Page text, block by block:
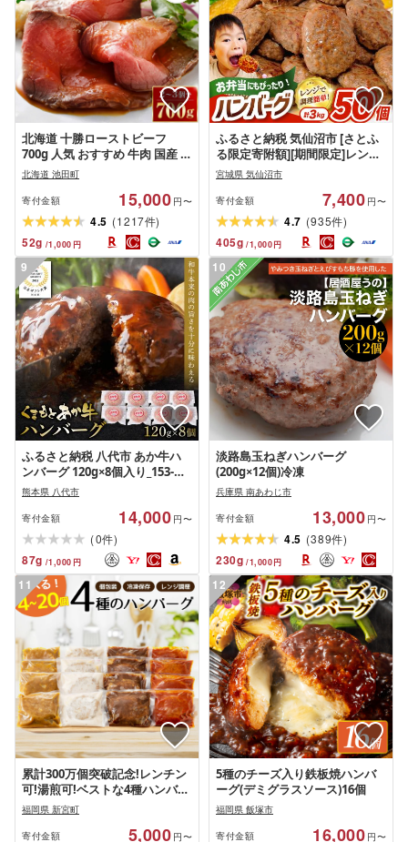
北海道 十勝ローストビーフ
700g 人気 おすすめ 牛肉 国産 ギ
フト 国産牛 小分け ふるさと納
税 高評価 無添加 贈り物 お取り
寄せ お肉 グルメ 送料無料
北海道 池田町
寄付金額 15,000 円〜
4.5 (1217件)
52g /1,000 円
ふるさと納税 気仙沼市 [さとふ
る限定寄附額][期間限定]レンジ
で簡単 ハンバーグ 50個 3kg
宮城県 気仙沼市
寄付金額 7,400 円〜
4.7 (935件)
405g /1,000円
9
ふるさと納税 八代市 あか牛ハ
ンバーグ 120g×8個入り_153-
4983-B
熊本県 八代市
寄付金額 14,000 円〜
(0件)
87g /1,000 円
10
淡路島玉ねぎハンバーグ
(200g×12個)冷凍
兵庫県 南あわじ市
寄付金額 13,000 円〜
4.5 (389件)
230g /1,000円
11
累計300万個突破記念!レンチン
可!湯煎可!ベストな4種ハンバー
グから選べる4個〜20個セット
訳あり 簡単 大容量 業務用 レト
ルト 冷凍 食べ比べ レンジ 湯せ
福岡県 新宮町
寄付金額 5,000 円〜
12
5種のチーズ入り鉄板焼ハンバ
ーグ(デミグラスソース)16個
福岡県 飯塚市
寄付金額 16,000 円〜